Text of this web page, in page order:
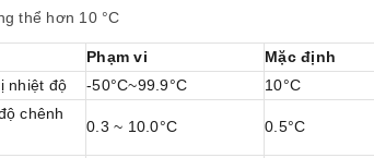
thể hơn 10 °C
Phạm vi Mặc định
nhiệt độ -50°C~99.9°C 10°C
chênh
0.3 ~ 10.0°C 0.5°C